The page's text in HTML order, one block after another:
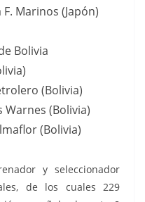
Marinos (Japón)
Bolivia
(Bolivia)
Warnes (Bolivia)
(Bolivia)
y seleccionador
de los cuales 229